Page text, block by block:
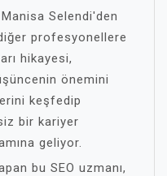
Manisa Selendi'den
profesyonellere
hikayesi,
önemini
keşfedip
bir kariyer
geliyor.
bu SEO uzmanı,